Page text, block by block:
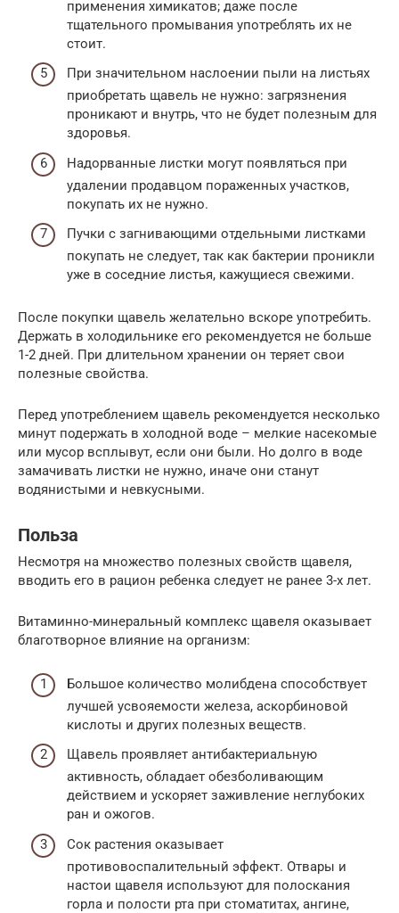
применения химикатов; даже после
тщательного промывания употреблять их не
стоит.
При значительном наслоении пыли на листьях
приобретать щавель не нужно: загрязнения
проникают и внутрь, что не будет полезным для
здоровья.
Надорванные листки могут появляться при
удалении продавцом пораженных участков,
покупать их не нужно.
Пучки с загнивающими отдельными листками
покупать не следует, так как бактерии проникли
уже в соседние листья, кажущиеся свежими.
После покупки щавель желательно вскоре употребить.
Держать в холодильнике его рекомендуется не больше
1-2 дней. При длительном хранении он теряет свои
полезные свойства.
Перед употреблением щавель рекомендуется несколько
минут подержать в холодной воде – мелкие насекомые
или мусор всплывут, если они были. Но долго в воде
замачивать листки не нужно, иначе они станут
водянистыми и невкусными.
Польза
Несмотря на множество полезных свойств щавеля,
вводить его в рацион ребенка следует не ранее 3-х лет.
Витаминно-минеральный комплекс щавеля оказывает
благотворное влияние на организм:
Большое количество молибдена способствует
лучшей усвояемости железа, аскорбиновой
кислоты и других полезных веществ.
Щавель проявляет антибактериальную
активность, обладает обезболивающим
действием и ускоряет заживление неглубоких
ран и ожогов.
Сок растения оказывает
противовоспалительный эффект. Отвары и
настои щавеля используют для полоскания
горла и полости рта при стоматитах, ангине,